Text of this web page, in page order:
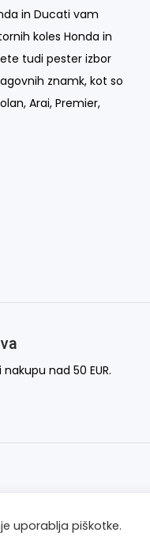
in Ducati vam
koles Honda in
tudi pester izbor
znamk, kot so
Arai, Premier,
nad 50 EUR.
uporablja piškotke.